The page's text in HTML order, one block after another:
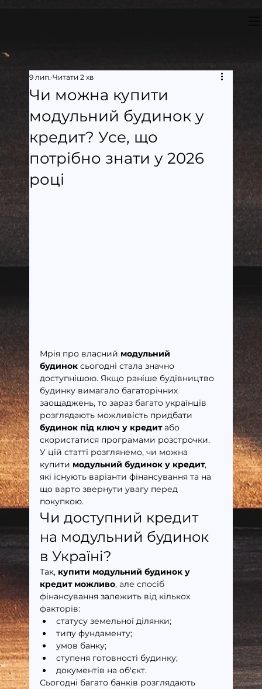
Чи можна купити
модульний будинок у
кредит? Усе, що
потрібно знати у 2026
році
9 лип. Читати 2 хв
Мрія про власний модульний
будинок сьогодні стала значно
доступнішою. Якщо раніше будівництво
будинку вимагало багаторічних
заощаджень, то зараз багато українців
розглядають можливість придбати
будинок під ключ у кредит або
скористатися програмами розстрочки.
У цій статті розглянемо, чи можна
купити модульний будинок у кредит,
які існують варіанти фінансування та на
що варто звернути увагу перед
покупкою.
Чи доступний кредит
на модульний будинок
в Україні?
Так, купити модульний будинок у
кредит можливо, але спосіб
фінансування залежить від кількох
факторів:
статусу земельної ділянки;
типу фундаменту;
умов банку;
ступеня готовності будинку;
документів на об'єкт.
Сьогодні багато банків розглядають